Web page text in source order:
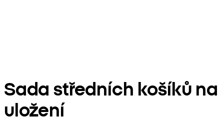
Sada středních košíků na
uložení